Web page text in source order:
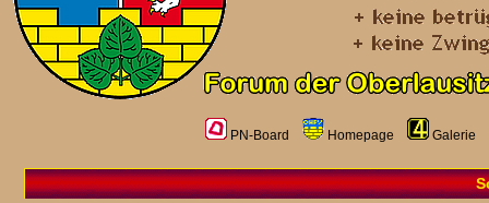
PN-Board Homepage Galerie